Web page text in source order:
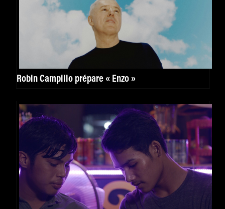
Robin Campillo prépare « Enzo »